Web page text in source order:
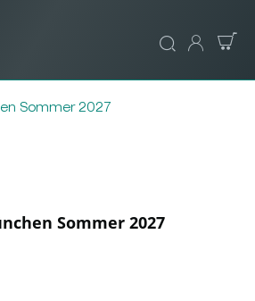
Sommer 2027
Sommer 2027